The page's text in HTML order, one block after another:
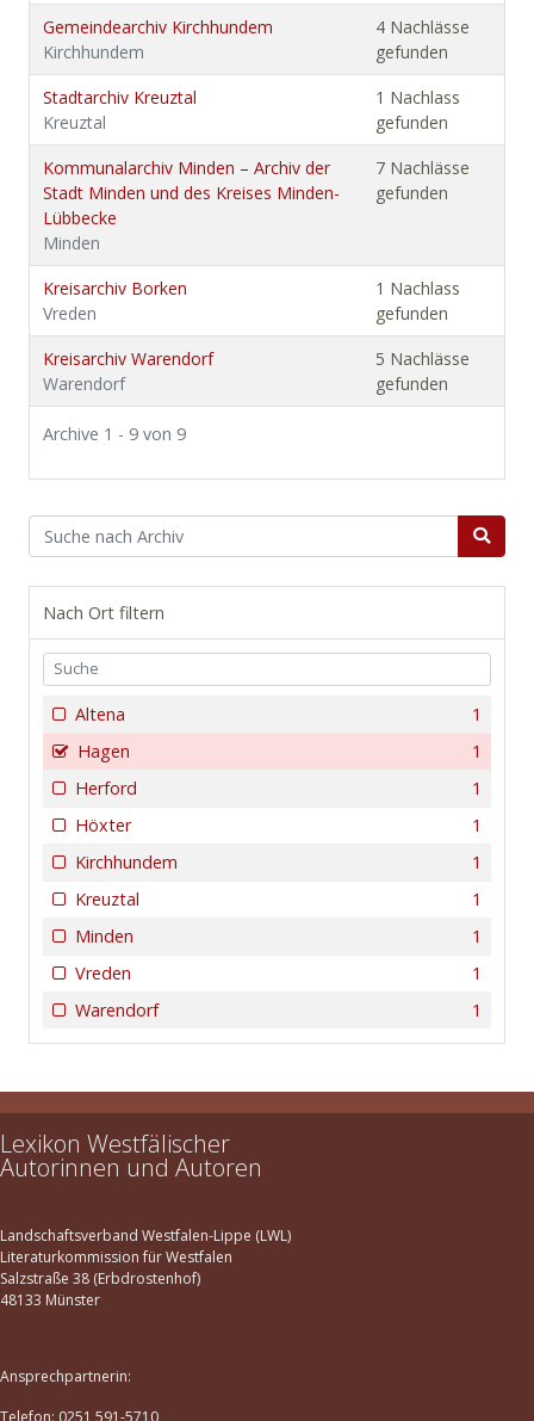
Gemeindearchiv Kirchhundem
Kirchhundem
4 Nachlässe
gefunden
Stadtarchiv Kreuztal
Kreuztal
1 Nachlass
gefunden
Kommunalarchiv Minden – Archiv der
Stadt Minden und des Kreises Minden-
Lübbecke
Minden
7 Nachlässe
gefunden
Kreisarchiv Borken
Vreden
1 Nachlass
gefunden
Kreisarchiv Warendorf
Warendorf
5 Nachlässe
gefunden
Archive 1 - 9 von 9
Nach Ort filtern
1
Altena
1
Hagen
1
Herford
1
Höxter
1
Kirchhundem
1
Kreuztal
1
Minden
1
Vreden
1
Warendorf
Lexikon Westfälischer
Autorinnen und Autoren
Landschaftsverband Westfalen-Lippe (LWL)
Literaturkommission für Westfalen
Salzstraße 38 (Erbdrostenhof)
48133 Münster
Ansprechpartnerin:
Telefon: 0251 591-5710